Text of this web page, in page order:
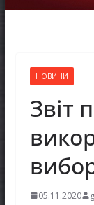
НОВИНИ
Звіт
05.11.2020